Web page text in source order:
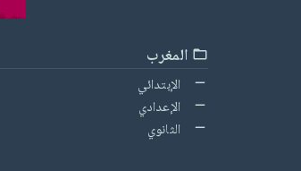
المغرب
الإبتدائي
الإعدادي
الثانوي